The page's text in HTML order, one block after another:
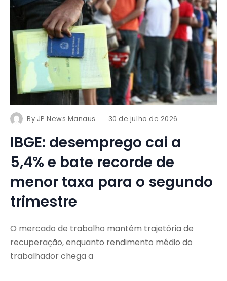
By JP News Manaus 30 de julho de 2026
IBGE: desemprego cai a
5,4% e bate recorde de
menor taxa para o segundo
trimestre
O mercado de trabalho mantém trajetória de
recuperação, enquanto rendimento médio do
trabalhador chega a